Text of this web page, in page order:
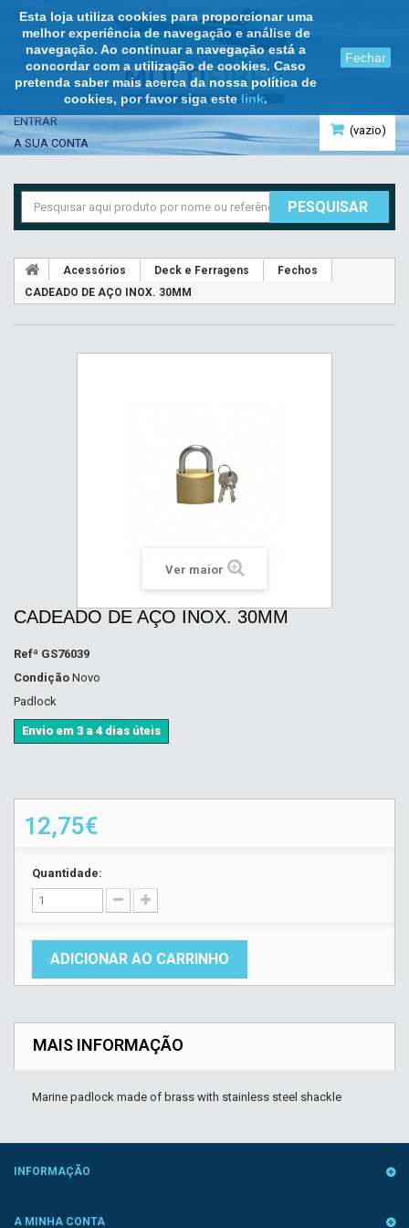
Esta loja utiliza cookies para proporcionar uma
melhor experiência de navegação e análise de
navegação. Ao continuar a navegação está a
concordar com a utilização de cookies. Caso
pretenda saber mais acerca da nossa política de
cookies, por favor siga este link.
Fechar
(vazio)
ENTRAR
A SUA CONTA
PESQUISAR
Acessórios Deck e Ferragens
Fechos
CADEADO DE AÇO INOX. 30MM
Ver maior
CADEADO DE AÇO INOX. 30MM
Refª GS76039
Condição Novo
Padlock
Envio em 3 a 4 dias úteis
12,75€
Quantidade:
ADICIONAR AO CARRINHO
MAIS INFORMAÇÃO
Marine padlock made of brass with stainless steel shackle
INFORMAÇÃO
A MINHA CONTA